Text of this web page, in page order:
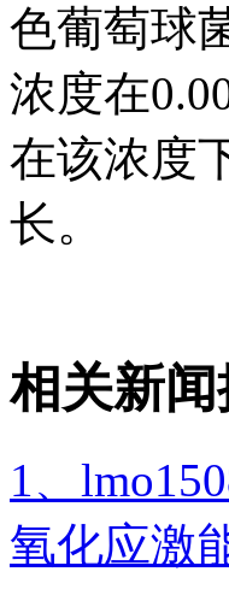
色葡萄球
浓度在
在该浓度
长。
相关新
1、
氧化应激